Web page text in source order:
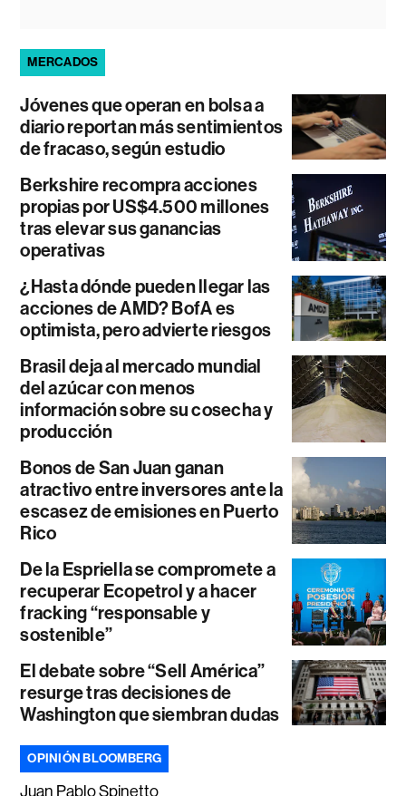
MERCADOS
Jóvenes que operan en bolsa a
diario reportan más sentimientos
de fracaso, según estudio
Berkshire recompra acciones
propias por US$4.500 millones
tras elevar sus ganancias
operativas
¿Hasta dónde pueden llegar las
acciones de AMD? BofA es
optimista, pero advierte riesgos
Brasil deja al mercado mundial
del azúcar con menos
información sobre su cosecha y
producción
Bonos de San Juan ganan
atractivo entre inversores ante la
escasez de emisiones en Puerto
Rico
De la Espriella se compromete a
recuperar Ecopetrol y a hacer
fracking “responsable y
sostenible”
El debate sobre “Sell América”
resurge tras decisiones de
Washington que siembran dudas
OPINIÓN BLOOMBERG
Juan Pablo Spinetto